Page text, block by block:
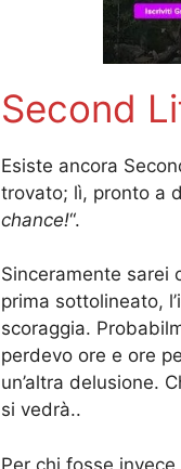
Second
Esiste ancora
trovato; lì, pronto a
chance!“.
Sinceramente sarei
prima sottolineato,
scoraggia.
perdevo ore e ore
un’altra delusione.
si vedrà..
Per chi fosse